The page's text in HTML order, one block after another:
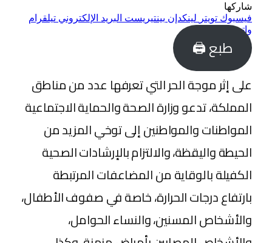
شاركها
فيسبوك تويتر لينكدإن بينتيريست البريد الإلكتروني تيلقرام
واتساب
طبع 🖨
على إثر موجة الحر التي تعرفها عدد من مناطق
المملكة، تدعو وزارة الصحة والحماية الاجتماعية
المواطنات والمواطنين إلى توخي المزيد من
الحيطة واليقظة، والالتزام بالإرشادات الصحية
الكفيلة بالوقاية من المضاعفات المرتبطة
بارتفاع درجات الحرارة، خاصة في صفوف الأطفال،
والأشخاص المسنين، والنساء الحوامل،